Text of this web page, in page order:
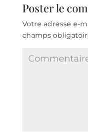
Poster le
Votre adresse e-
champs